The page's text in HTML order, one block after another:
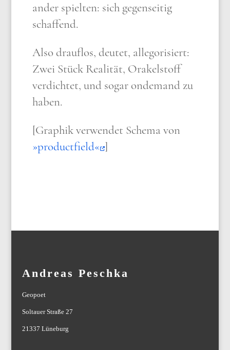
an­der spiel­ten: sich gegen­sei­tig
schaf­fend.
Also drauf­los, deu­tet, alle­go­ri­siert:
Zwei Stück Rea­li­tät, Ora­kel­stoff
ver­dich­tet, und sogar onde­mand zu
haben.
[Gra­phik ver­wen­det Sche­ma von
»pro­duct­field« ]
Andreas Peschka
Geopoet
Soltauer Straße 27
21337 Lüneburg